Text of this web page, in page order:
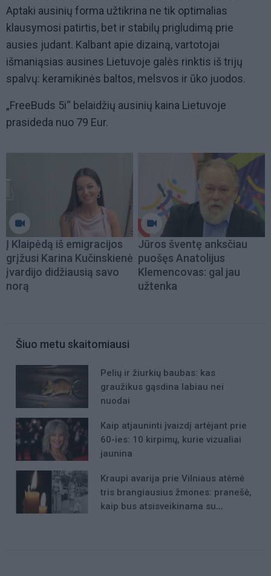
Aptaki ausinių forma užtikrina ne tik optimalias
klausymosi patirtis, bet ir stabilų prigludimą prie
ausies judant. Kalbant apie dizainą, vartotojai
išmaniąsias ausines Lietuvoje galės rinktis iš trijų
spalvų: keramikinės baltos, melsvos ir ūko juodos.
„FreeBuds 5i“ belaidžių ausinių kaina Lietuvoje
prasideda nuo 79 Eur.
Į Klaipėdą iš emigracijos
grįžusi Karina Kučinskienė
įvardijo didžiausią savo
norą
Jūros šventę anksčiau
puošęs Anatolijus
Klemencovas: gal jau
užtenka
Šiuo metu skaitomiausi
Pelių ir žiurkių baubas: kas
graužikus gąsdina labiau nei
nuodai
Kaip atjauninti įvaizdį artėjant prie
60-ies: 10 kirpimų, kurie vizualiai
jaunina
Kraupi avarija prie Vilniaus atėmė
tris brangiausius žmones: pranešė,
kaip bus atsisveikinama su